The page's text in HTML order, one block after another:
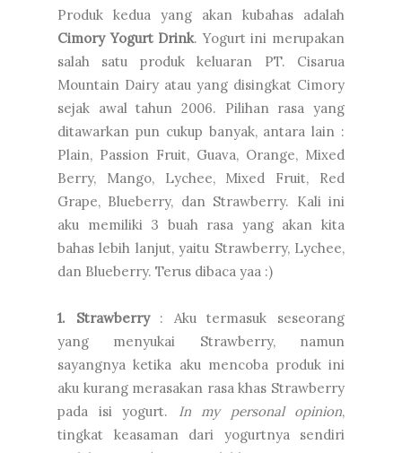
Produk kedua yang akan kubahas adalah
Cimory Yogurt Drink. Yogurt ini merupakan
salah satu produk keluaran PT. Cisarua
Mountain Dairy atau yang disingkat Cimory
sejak awal tahun 2006. Pilihan rasa yang
ditawarkan pun cukup banyak, antara lain :
Plain, Passion Fruit, Guava, Orange, Mixed
Berry, Mango, Lychee, Mixed Fruit, Red
Grape, Blueberry, dan Strawberry. Kali ini
aku memiliki 3 buah rasa yang akan kita
bahas lebih lanjut, yaitu Strawberry, Lychee,
dan Blueberry. Terus dibaca yaa :)
1. Strawberry : Aku termasuk seseorang
yang menyukai Strawberry, namun
sayangnya ketika aku mencoba produk ini
aku kurang merasakan rasa khas Strawberry
pada isi yogurt. In my personal opinion,
tingkat keasaman dari yogurtnya sendiri